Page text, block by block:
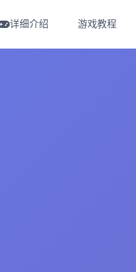
详细介绍 游戏教程